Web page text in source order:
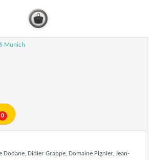
Munich
0
Didier Grappe, Domaine Pignier, Jean-